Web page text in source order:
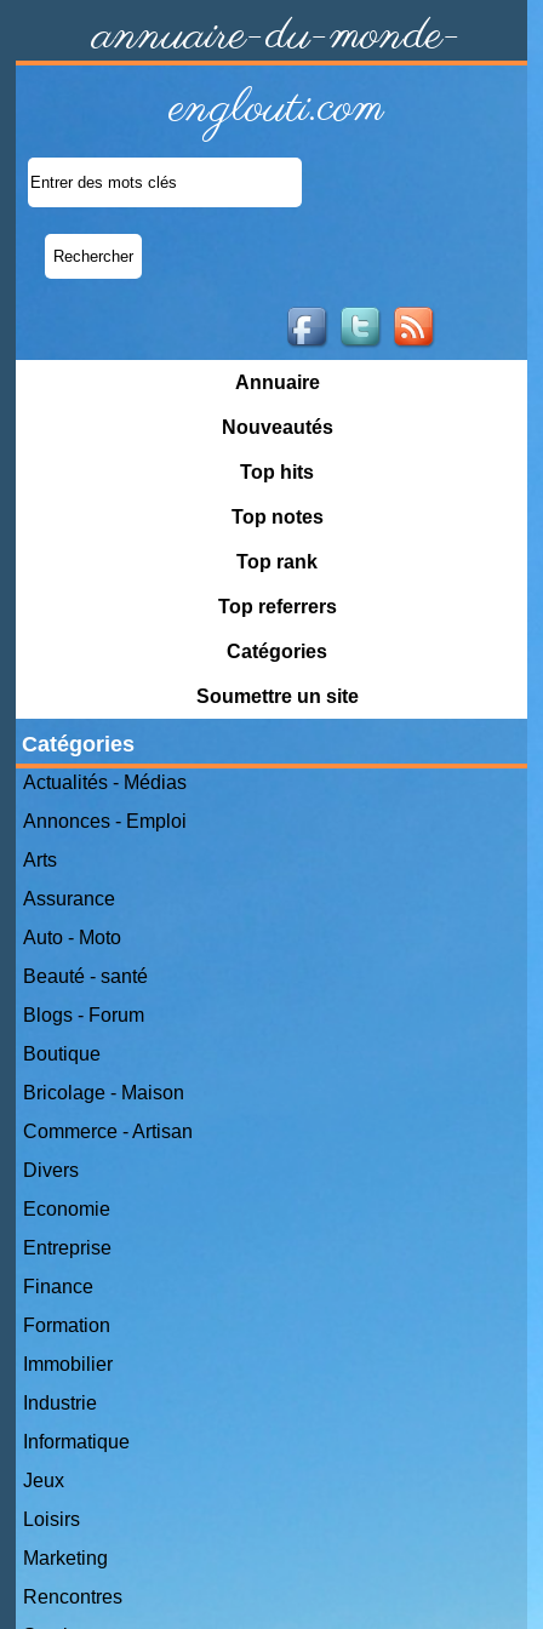
annuaire-du-monde-
englouti.com
Annuaire
Nouveautés
Top hits
Top notes
Top rank
Top referrers
Catégories
Soumettre un site
Catégories
Actualités - Médias
Annonces - Emploi
Arts
Assurance
Auto - Moto
Beauté - santé
Blogs - Forum
Boutique
Bricolage - Maison
Commerce - Artisan
Divers
Economie
Entreprise
Finance
Formation
Immobilier
Industrie
Informatique
Jeux
Loisirs
Marketing
Rencontres